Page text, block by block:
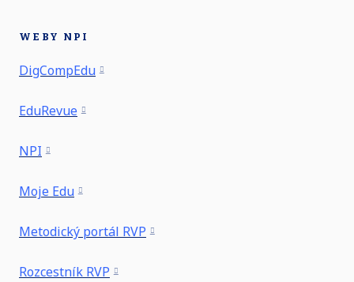
WEBY NPI
DigCompEdu
EduRevue
NPI
Moje Edu
Metodický portál RVP
Rozcestník RVP